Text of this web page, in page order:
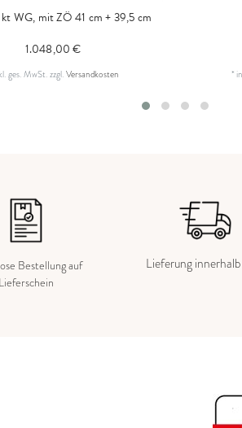
WG, mit ZÖ 41 cm + 39,5 cm
1.048,00 €
ges. MwSt.zzgl.Versandkosten *
Bestellung auf
Lieferschein
Lieferung